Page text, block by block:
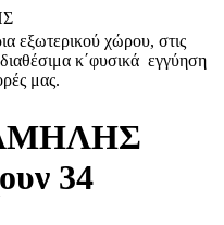
εξωτερικού χώρου, στις
κ΄φυσικά εγγύηση
μας.
34